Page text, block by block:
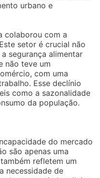
urbano e
colaborou com a
setor é crucial não
segurança alimentar
não teve um
com uma
Esse declínio
como a sazonalidade
da população.
do mercado
são apenas uma
refletem um
necessidade de